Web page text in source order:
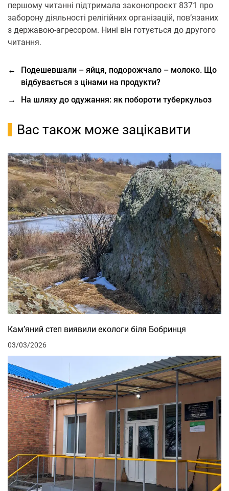
першому читанні підтримала законопроєкт 8371 про
заборону діяльності релігійних організацій, пов’язаних
з державою-агресором. Нині він готується до другого
читання.
←
Подешевшали – яйця, подорожчало – молоко. Що
відбувається з цінами на продукти?
→
На шляху до одужання: як побороти туберкульоз
Вас також може зацікавити
Кам’яний степ виявили екологи біля Бобринця
03/03/2026